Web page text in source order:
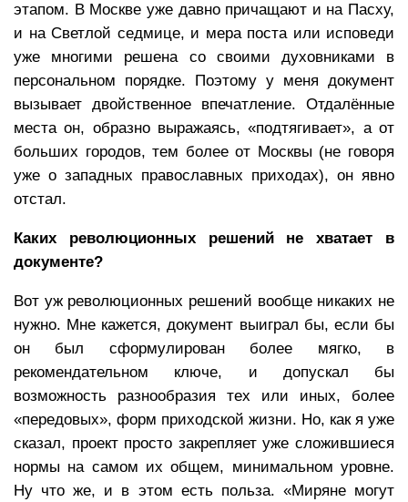
этапом. В Москве уже давно причащают и на Пасху,
и на Светлой седмице, и мера поста или исповеди
уже многими решена со своими духовниками в
персональном порядке. Поэтому у меня документ
вызывает двойственное впечатление. Отдалённые
места он, образно выражаясь, «подтягивает», а от
больших городов, тем более от Москвы (не говоря
уже о западных православных приходах), он явно
отстал.
Каких революционных решений не хватает в
документе?
Вот уж революционных решений вообще никаких не
нужно. Мне кажется, документ выиграл бы, если бы
он был сформулирован более мягко, в
рекомендательном ключе, и допускал бы
возможность разнообразия тех или иных, более
«передовых», форм приходской жизни. Но, как я уже
сказал, проект просто закрепляет уже сложившиеся
нормы на самом их общем, минимальном уровне.
Ну что же, и в этом есть польза. «Миряне могут